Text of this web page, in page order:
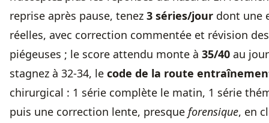
reprise après pause, tenez 3 séries/jour dont une
réelles, avec correction commentée et révision
piégeuses ; le score attendu monte à 35/40 au
stagnez à 32-34, le code de la route
chirurgical : 1 série complète le matin, 1 série
puis une correction lente, presque forensique, en